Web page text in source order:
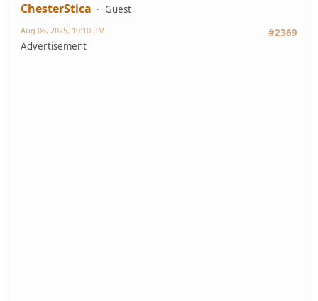
ChesterStica
Guest
#2369
Aug 06, 2025, 10:10 PM
Advertisement